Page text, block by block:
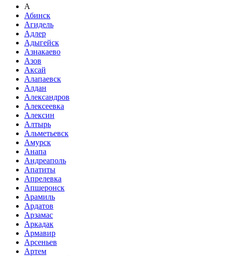
А
Абинск
Агидель
Адлер
Адыгейск
Азнакаево
Азов
Аксай
Алапаевск
Алдан
Александров
Алексеевка
Алексин
Алтырь
Альметьевск
Амурск
Анапа
Андреаполь
Апатиты
Апрелевка
Апшеронск
Арамиль
Ардатов
Арзамас
Аркадак
Армавир
Арсеньев
Артем